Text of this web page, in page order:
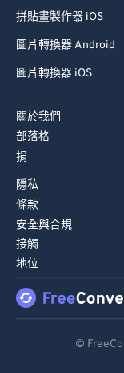
拼貼畫製作器 iOS
圖片轉換器 Android
圖片轉換器 iOS
關於我們
部落格
捐
隱私
條款
安全與合規
接觸
地位
©